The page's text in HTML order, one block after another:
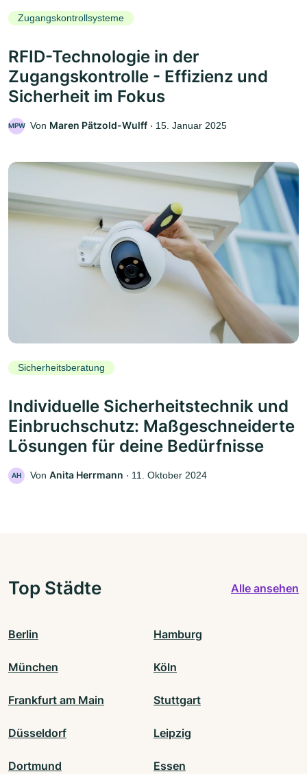
Zugangskontrollsysteme
RFID-Technologie in der
Zugangskontrolle - Effizienz und
Sicherheit im Fokus
MPW Von Maren Pätzold-Wulff ‧ 15. Januar 2025
Sicherheitsberatung
Individuelle Sicherheitstechnik und
Einbruchschutz: Maßgeschneiderte
Lösungen für deine Bedürfnisse
AH Von Anita Herrmann ‧ 11. Oktober 2024
Top Städte Alle ansehen
Berlin Hamburg
München Köln
Frankfurt am Main Stuttgart
Düsseldorf Leipzig
Dortmund Essen